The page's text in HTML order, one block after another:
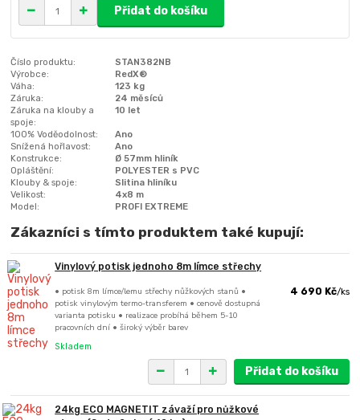
Přidat do košíku
Číslo produktu:
STAN382NB
Výrobce:
RedX®
Váha:
123 kg
Záruka:
24 měsíců
Záruka na klouby a
spoje:
10 let
100% Voděodolnost:
Ano
Snížená hořlavost:
Ano
Konstrukce:
Ø 57mm hliník
Opláštění:
POLYESTER s PVC
Klouby & spoje:
Slitina hliníku
Velikost:
4x8 m
Model:
PROFI EXTREME
Zákazníci s tímto produktem také kupují:
Vinylový potisk jednoho 8m límce střechy
• potisk 8m límce/lemu střechy nůžkových stanů •
potisk vinylovým termo-transferem • cenově dostupná
varianta potisku • realizace probíhá během 5-10
pracovních dní • široký výběr barev
4 690 Kč/ks
Skladem
Přidat do košíku
24kg ECO MAGNETIT závaží pro nůžkové